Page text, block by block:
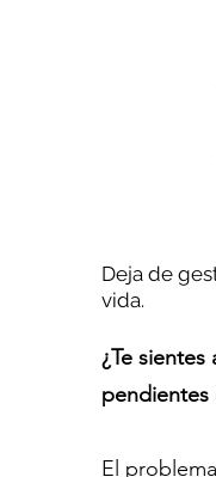
Deja de
vida.
¿Te
pendientes
El